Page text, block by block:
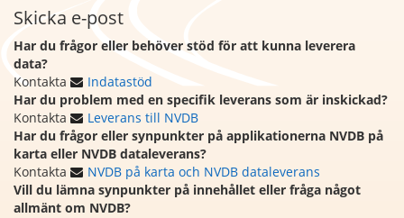
Skicka e-post
Har du frågor eller behöver stöd för att kunna leverera
data?
Kontakta
Indatastöd
Har du problem med en specifik leverans som är inskickad?
Kontakta
Leverans till NVDB
Har du frågor eller synpunkter på applikationerna NVDB på
karta eller NVDB dataleverans?
Kontakta
NVDB på karta och NVDB dataleverans
Vill du lämna synpunkter på innehållet eller fråga något
allmänt om NVDB?